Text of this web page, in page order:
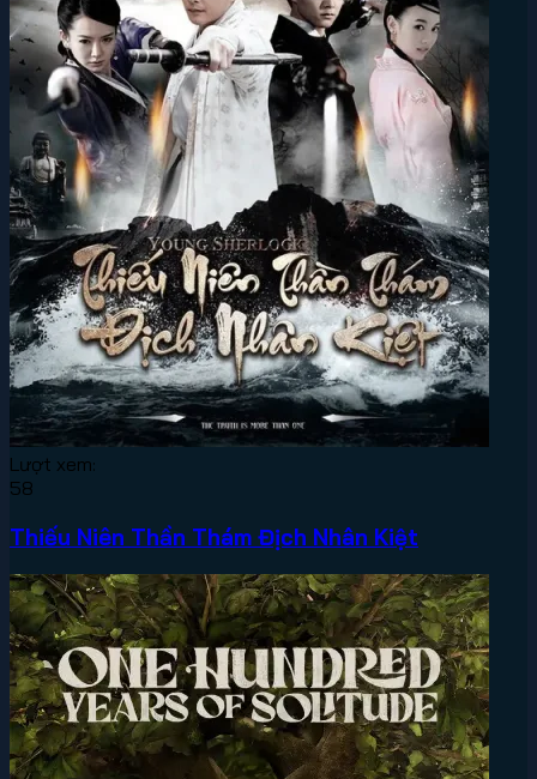
Lượt xem:
58
Thiếu Niên Thần Thám Địch Nhân Kiệt